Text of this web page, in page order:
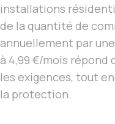
installations
de la quantité de
annuellement par
à 4,99 €/mois répond
les exigences, tout
la protection.